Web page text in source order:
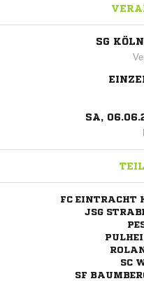
SG
SA,
FC EINTRACHT
JSG
SC
SF